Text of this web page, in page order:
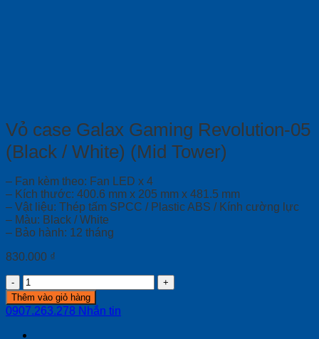
Vỏ case Galax Gaming Revolution-05
(Black / White) (Mid Tower)
– Fan kèm theo: Fan LED x 4
– Kích thước: 400.6 mm x 205 mm x 481.5 mm
– Vật liệu: Thép tấm SPCC / Plastic ABS / Kính cường lực
– Màu: Black / White
– Bảo hành: 12 tháng
830.000 ₫
Vỏ
case
Galax
Gaming
Revolution-
Thêm vào giỏ hàng
0907.263.278 Nhắn tin